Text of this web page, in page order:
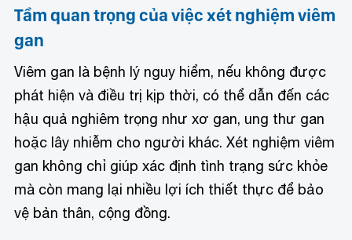
Tầm quan trọng của việc xét nghiệm viêm
gan
Viêm gan là bệnh lý nguy hiểm, nếu không được
phát hiện và điều trị kịp thời, có thể dẫn đến các
hậu quả nghiêm trọng như xơ gan, ung thư gan
hoặc lây nhiễm cho người khác. Xét nghiệm viêm
gan không chỉ giúp xác định tình trạng sức khỏe
mà còn mang lại nhiều lợi ích thiết thực để bảo
vệ bản thân, cộng đồng.